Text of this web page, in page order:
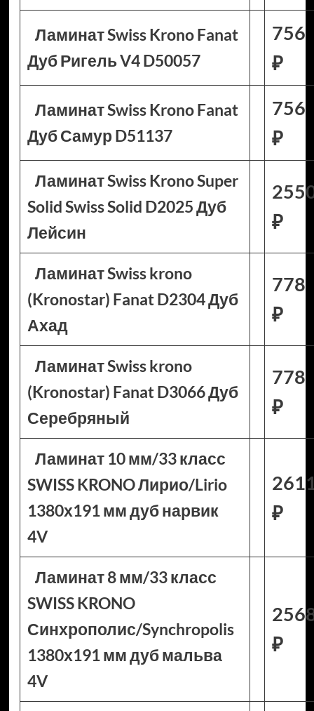
Ламинат Swiss Krono Fanat
Дуб Ригель V4 D50057
756
₽
Ламинат Swiss Krono Fanat
Дуб Самур D51137
756
₽
Ламинат Swiss Krono Super
Solid Swiss Solid D2025 Дуб
Лейсин
₽
Ламинат Swiss krono
(Kronostar) Fanat D2304 Дуб
Ахад
778
₽
Ламинат Swiss krono
(Kronostar) Fanat D3066 Дуб
Серебряный
778
₽
Ламинат 10 мм/33 класс
SWISS KRONO Лирио/Lirio
1380х191 мм дуб нарвик
4V
₽
Ламинат 8 мм/33 класс
SWISS KRONO
Синхрополис/Synchropolis
1380х191 мм дуб мальва
4V
₽